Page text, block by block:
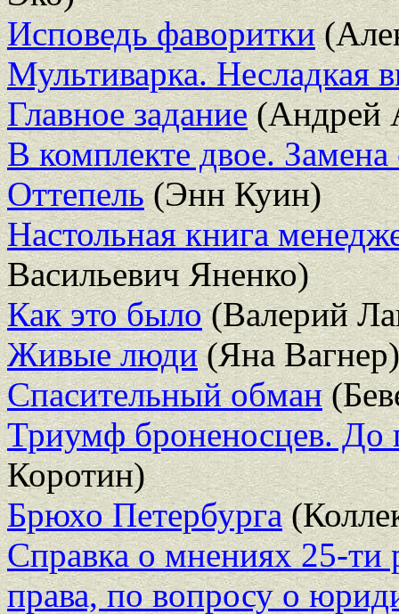
Исповедь фаворитки
Мультиварка. Несладкая
Главное задание(Андрей
В комплекте двое. Замена
Оттепель(Энн Куин)
Настольная книга
Васильевич Яненко)
Как это было(Валерий
Живые люди(Яна Вагнер)
Спасительный обман
Триумф броненосцев. До
Коротин)
Брюхо Петербурга
Справка о мнениях 25-ти
права, по вопросу о